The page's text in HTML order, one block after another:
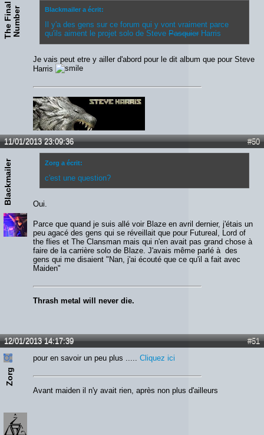
T
h
e
F
i
n
a
l
N
u
m
b
er Blackmailer a écrit:
Il y'a des gens sur ce forum qui y vont vraiment parce
qu'ils aiment le projet solo de StevePasquierHarris
Je vais peut etre y ailler d'abord pour le dit album que pour Steve
Harris
#50
11/01/2013 23:09:36
Blackmailer Zorg a écrit:
c'est une question?
Oui.
Parce que quand je suis allé voir Blaze en avril dernier, j'étais un
peu agacé des gens qui se réveillait que pour Futureal, Lord of
the flies et The Clansman mais qui n'en avait pas grand chose à
faire de la carrière solo de Blaze. J'avais même parlé à des
gens qui me disaient "Nan, j'ai écouté que ce qu'il a fait avec
Maiden"
Thrash metal will never die.
#51
12/01/2013 14:17:39
Zorg
pour en savoir un peu plus ..... Cliquez ici
Avant maiden il n'y avait rien, après non plus d'ailleurs